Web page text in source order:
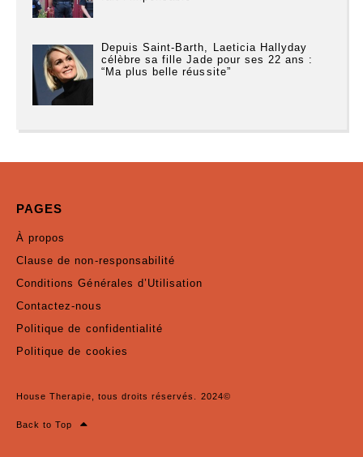
Depuis Saint-Barth, Laeticia Hallyday
célèbre sa fille Jade pour ses 22 ans :
“Ma plus belle réussite”
PAGES
À propos
Clause de non-responsabilité
Conditions Générales d’Utilisation
Contactez-nous
Politique de confidentialité
Politique de cookies
House Therapie, tous droits réservés. 2024©
Back to Top